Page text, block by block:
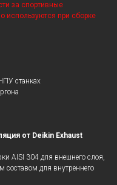
за спортивные
используются при сборке
станках
от Deikin Exhaust
AISI 304 для внешнего слоя,
составом для внутреннего